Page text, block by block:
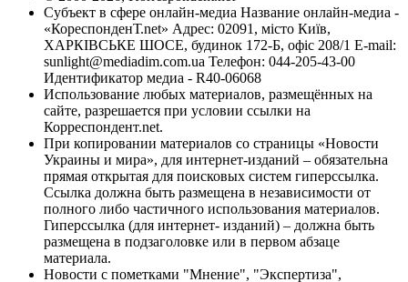
Субъект в сфере онлайн-медиа Название онлайн-медиа -
«КореспонденТ.net» Адрес: 02091, місто Київ,
ХАРКІВСЬКЕ ШОСЕ, будинок 172-Б, офіс 208/1 E-mail:
sunlight@mediadim.com.ua Телефон: 044-205-43-00
Идентификатор медиа - R40-06068
Использование любых материалов, размещённых на
сайте, разрешается при условии ссылки на
Корреспондент.net.
При копировании материалов со страницы «Новости
Украины и мира», для интернет-изданий – обязательна
прямая открытая для поисковых систем гиперссылка.
Ссылка должна быть размещена в независимости от
полного либо частичного использования материалов.
Гиперссылка (для интернет- изданий) – должна быть
размещена в подзаголовке или в первом абзаце
материала.
Новости с пометками "Мнение", "Экспертиза",